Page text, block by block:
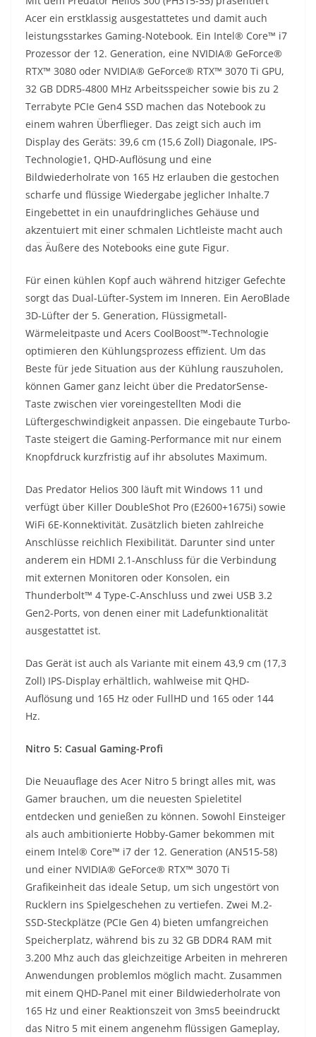
Acer ein erstklassig ausgestattetes und damit auch
leistungsstarkes Gaming-Notebook. Ein Intel® Core™ i7
Prozessor der 12. Generation, eine NVIDIA® GeForce®
RTX™ 3080 oder NVIDIA® GeForce® RTX™ 3070 Ti GPU,
32 GB DDR5-4800 MHz Arbeitsspeicher sowie bis zu 2
Terrabyte PCIe Gen4 SSD machen das Notebook zu
einem wahren Überflieger. Das zeigt sich auch im
Display des Geräts: 39,6 cm (15,6 Zoll) Diagonale, IPS-
Technologie1, QHD-Auflösung und eine
Bildwiederholrate von 165 Hz erlauben die gestochen
scharfe und flüssige Wiedergabe jeglicher Inhalte.7
Eingebettet in ein unaufdringliches Gehäuse und
akzentuiert mit einer schmalen Lichtleiste macht auch
das Äußere des Notebooks eine gute Figur.
Für einen kühlen Kopf auch während hitziger Gefechte
sorgt das Dual-Lüfter-System im Inneren. Ein AeroBlade
3D-Lüfter der 5. Generation, Flüssigmetall-
Wärmeleitpaste und Acers CoolBoost™-Technologie
optimieren den Kühlungsprozess effizient. Um das
Beste für jede Situation aus der Kühlung rauszuholen,
können Gamer ganz leicht über die PredatorSense-
Taste zwischen vier voreingestellten Modi die
Lüftergeschwindigkeit anpassen. Die eingebaute Turbo-
Taste steigert die Gaming-Performance mit nur einem
Knopfdruck kurzfristig auf ihr absolutes Maximum.
Das Predator Helios 300 läuft mit Windows 11 und
verfügt über Killer DoubleShot Pro (E2600+1675i) sowie
WiFi 6E-Konnektivität. Zusätzlich bieten zahlreiche
Anschlüsse reichlich Flexibilität. Darunter sind unter
anderem ein HDMI 2.1-Anschluss für die Verbindung
mit externen Monitoren oder Konsolen, ein
Thunderbolt™ 4 Type-C-Anschluss und zwei USB 3.2
Gen2-Ports, von denen einer mit Ladefunktionalität
ausgestattet ist.
Das Gerät ist auch als Variante mit einem 43,9 cm (17,3
Zoll) IPS-Display erhältlich, wahlweise mit QHD-
Auflösung und 165 Hz oder FullHD und 165 oder 144
Hz.
Nitro 5: Casual Gaming-Profi
Die Neuauflage des Acer Nitro 5 bringt alles mit, was
Gamer brauchen, um die neuesten Spieletitel
entdecken und genießen zu können. Sowohl Einsteiger
als auch ambitionierte Hobby-Gamer bekommen mit
einem Intel® Core™ i7 der 12. Generation (AN515-58)
und einer NVIDIA® GeForce® RTX™ 3070 Ti
Grafikeinheit das ideale Setup, um sich ungestört von
Rucklern ins Spielgeschehen zu vertiefen. Zwei M.2-
SSD-Steckplätze (PCIe Gen 4) bieten umfangreichen
Speicherplatz, während bis zu 32 GB DDR4 RAM mit
3.200 Mhz auch das gleichzeitige Arbeiten in mehreren
Anwendungen problemlos möglich macht. Zusammen
mit einem QHD-Panel mit einer Bildwiederholrate von
165 Hz und einer Reaktionszeit von 3ms5 beeindruckt
das Nitro 5 mit einem angenehm flüssigen Gameplay,